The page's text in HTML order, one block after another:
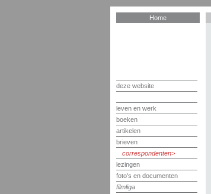
Home
deze website
leven en werk
boeken
artikelen
brieven
correspondenten
lezingen
foto's en documenten
filmliga